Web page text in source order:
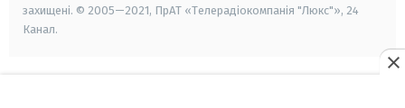
захищені. © 2005—2021, ПрАТ «Телерадіокомпанія "Люкс"», 24
Канал.